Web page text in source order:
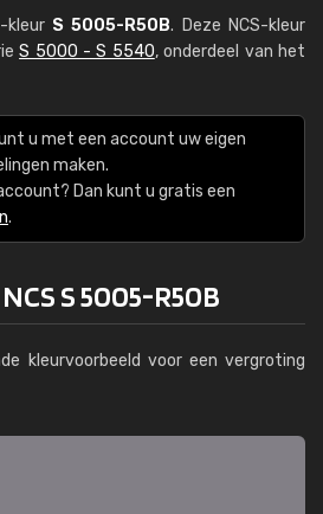
kleur S 5005-R50B. Deze NCS-kleur
S 5000 - S 5540, onderdeel van het
u met een account uw eigen
maken.
Dan kunt u gratis een
.
S 5005-R50B
kleurvoorbeeld voor een vergroting